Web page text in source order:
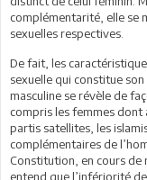
complémentarité, elle se
sexuelles respectives.
De fait, les
sexuelle qui constitue
masculine se révèle de
compris les femmes dont
partis satellites, les
complémentaires de
Constitution, en cours
entend que l’infériorité